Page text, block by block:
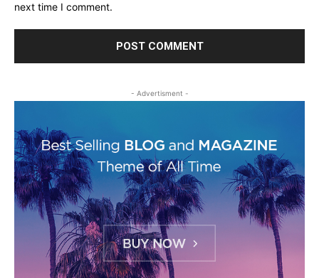
next time I comment.
- Advertisment -